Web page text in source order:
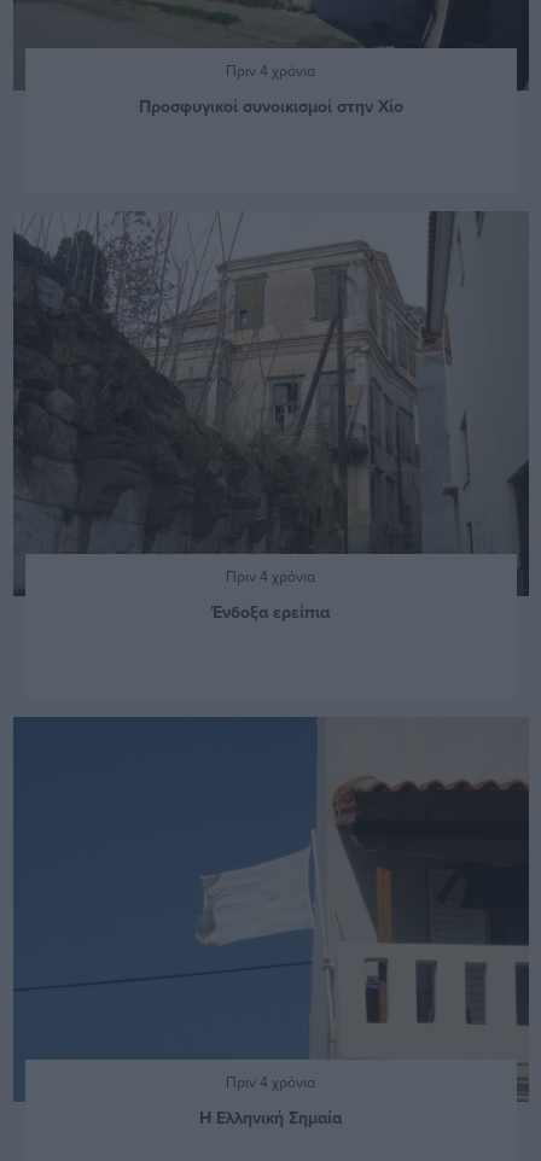
Πριν 4 χρόνια
Προσφυγικοί συνοικισμοί στην Χίο
Πριν 4 χρόνια
Ένδοξα ερείπια
Πριν 4 χρόνια
Η Ελληνική Σημαία